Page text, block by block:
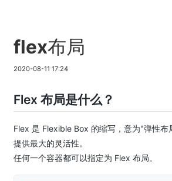
flex布局
2020-08-11 17:24
Flex 布局是什么？
Flex 是 Flexible Box 的缩写，意为"弹性布
提供最大的灵活性。
任何一个容器都可以指定为 Flex 布局。